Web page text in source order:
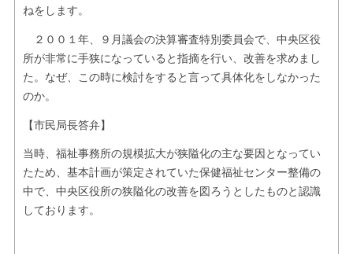
ねをします。
２００１年、９月議会の決算審査特別委員会で、中央区役
所が非常に手狭になっていると指摘を行い、改善を求めまし
た。なぜ、この時に検討をすると言って具体化をしなかった
のか。
【市民局長答弁】
当時、福祉事務所の規模拡大が狭隘化の主な要因となってい
たため、基本計画が策定されていた保健福祉センター整備の
中で、中央区役所の狭隘化の改善を図ろうとしたものと認識
しております。